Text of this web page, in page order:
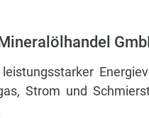
Strom und